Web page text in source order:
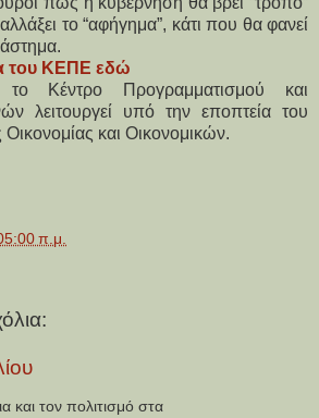
το “αφήγημα”, κάτι που θα φανεί
του ΚΕΠΕ εδώ
το Κέντρο Προγραμματισμού και
λειτουργεί υπό την εποπτεία του
και Οικονομικών.
π.μ.
και τον πολιτισμό στα